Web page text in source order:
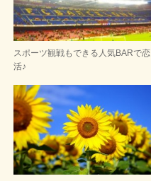
スポーツ観戦もできる人気BARで恋
活♪